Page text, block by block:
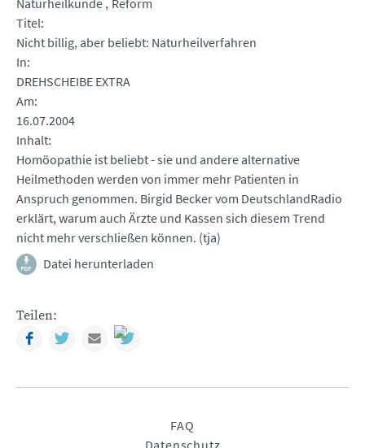
Naturheilkunde Reform
Titel
Nicht billig, aber beliebt: Naturheilverfahren
In
DREHSCHEIBE EXTRA
Am
16.07.2004
Inhalt
Homöopathie ist beliebt - sie und andere alternative
Heilmethoden werden von immer mehr Patienten in
Anspruch genommen. Birgid Becker vom DeutschlandRadio
erklärt, warum auch Ärzte und Kassen sich diesem Trend
nicht mehr verschließen können. (tja)
Datei herunterladen
Teilen:
FacebookTwitterMail
FAQ
Datenschutz